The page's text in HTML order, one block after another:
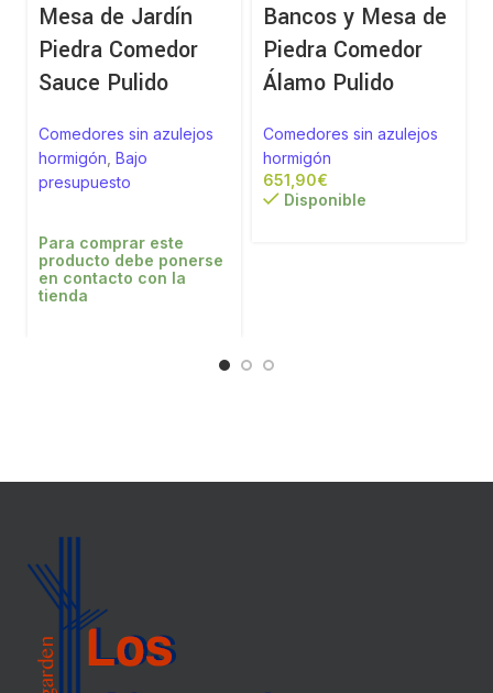
Mesa de Jardín
Piedra Comedor
Sauce Pulido
Comedores sin azulejos
hormigón, Bajo
presupuesto
Para comprar este
producto debe ponerse
en contacto con la
tienda
Bancos y Mesa de
Piedra Comedor
Álamo Pulido
Comedores sin azulejos
hormigón
€
Disponible